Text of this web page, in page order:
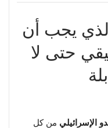
يجب أن
حتى لا
الإسرائيلي من كل